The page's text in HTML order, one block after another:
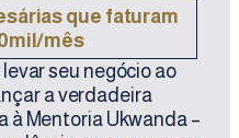
que faturam
mês
seu negócio ao
a verdadeira
à Mentoria Ukwanda –